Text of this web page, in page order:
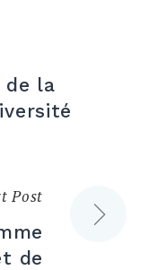
de la
Post
de